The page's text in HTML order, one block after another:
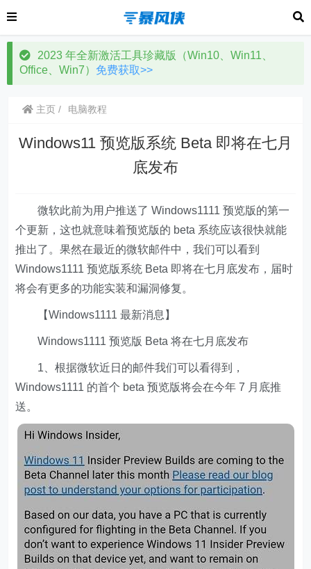
2023 年全新激活工具珍藏版（Win10、Win11、
Office、Win7） 免费获取>>
主页 电脑教程
Windows11 预览版系统 Beta 即将在七月
底发布
微软此前为用户推送了 Windows1111 预览版的第一
个更新，这也就意味着预览版的 beta 系统应该很快就能
推出了。果然在最近的微软邮件中，我们可以看到
Windows1111 预览版系统 Beta 即将在七月底发布，届时
将会有更多的功能实装和漏洞修复。
【Windows1111 最新消息】
Windows1111 预览版 Beta 将在七月底发布
1、根据微软近日的邮件我们可以看得到，
Windows1111 的首个 beta 预览版将会在今年 7 月底推
送。